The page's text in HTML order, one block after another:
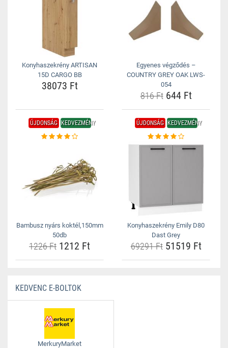
Konyhaszekrény ARTISAN
15D CARGO BB
38073 Ft
Egyenes végződés –
COUNTRY GREY OAK LWS-
054
816 Ft644 Ft
ÚJDONSÁG KEDVEZMÉNY
Bambusz nyárs koktél,150mm
50db
1226 Ft 1212 Ft
ÚJDONSÁG KEDVEZMÉNY
Konyhaszekrény Emily D80
Dast Grey
69291 Ft51519 Ft
KEDVENC E-BOLTOK
MerkuryMarket